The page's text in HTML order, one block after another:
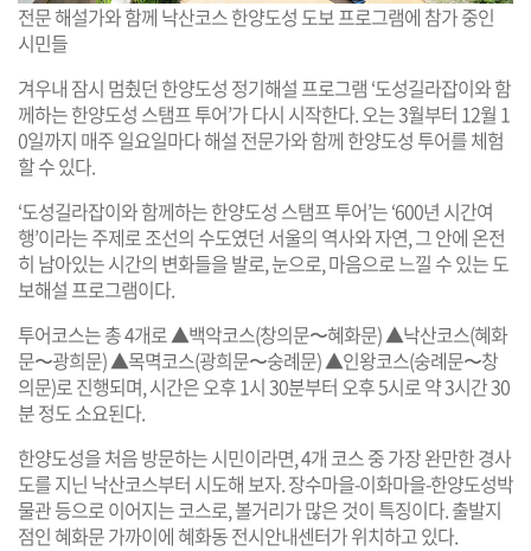
전문 해설가와 함께 낙산코스 한양도성 도보 프로그램에 참가 중인
시민들
겨우내 잠시 멈췄던 한양도성 정기해설 프로그램 ‘도성길라잡이와 함
께하는 한양도성 스탬프 투어’가 다시 시작한다. 오는 3월부터 12월 1
0일까지 매주 일요일마다 해설 전문가와 함께 한양도성 투어를 체험
할 수 있다.
‘도성길라잡이와 함께하는 한양도성 스탬프 투어’는 ‘600년 시간여
행’이라는 주제로 조선의 수도였던 서울의 역사와 자연, 그 안에 온전
히 남아있는 시간의 변화들을 발로, 눈으로, 마음으로 느낄 수 있는 도
보해설 프로그램이다.
투어코스는 총 4개로 ▲백악코스(창의문〜혜화문) ▲낙산코스(혜화
문〜광희문) ▲목멱코스(광희문〜숭례문) ▲인왕코스(숭례문〜창
의문)로 진행되며, 시간은 오후 1시 30분부터 오후 5시로 약 3시간 30
분 정도 소요된다.
한양도성을 처음 방문하는 시민이라면, 4개 코스 중 가장 완만한 경사
도를 지닌 낙산코스부터 시도해 보자. 장수마을-이화마을-한양도성박
물관 등으로 이어지는 코스로, 볼거리가 많은 것이 특징이다. 출발지
점인 혜화문 가까이에 혜화동 전시안내센터가 위치하고 있다.